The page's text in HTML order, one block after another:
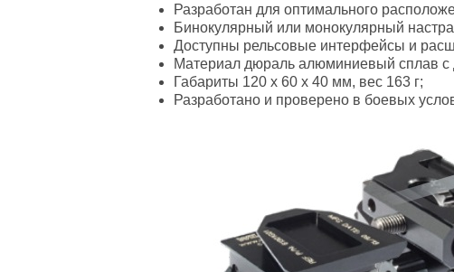
Разработан для оптимального
Бинокулярный или монокулярный
Доступны рельсовые интерфейсы и
Материал дюраль алюминиевый сплав
Габариты 120 х 60 х 40 мм, вес 163 г;
Разработано и проверено в боевых